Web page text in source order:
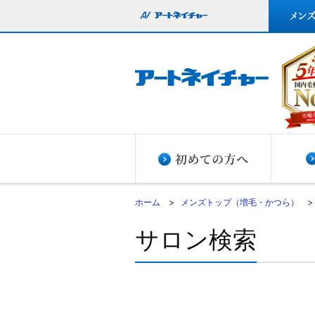
ホーム メンズトップ（増毛・かつら）
サロン検索